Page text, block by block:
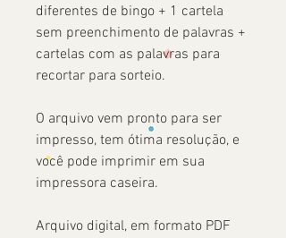
diferentes de bingo + 1 cartela
sem preenchimento de palavras +
cartelas com as palavras para
recortar para sorteio.
O arquivo vem pronto para ser
impresso, tem ótima resolução, e
você pode imprimir em sua
impressora caseira.
Arquivo digital, em formato PDF